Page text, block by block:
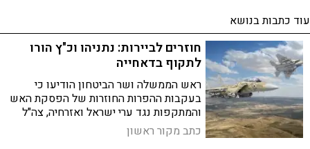
עוד כתבות בנושא
חוזרים לביירות: נתניהו וכ"ץ הורו
לתקוף בדאחייה
ראש הממשלה ושר הביטחון הודיעו כי
בעקבות ההפרות החוזרות של הפסקת האש
והמתקפות נגד ערי ישראל ואזרחיה, צה"ל
הונחה לתקוף מטרות טרור ברובע הדאחייה
בביירות
כתב מקור ראשון